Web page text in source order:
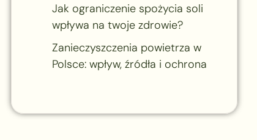
Jak ograniczenie spożycia soli
wpływa na twoje zdrowie?
Zanieczyszczenia powietrza w
Polsce: wpływ, źródła i ochrona